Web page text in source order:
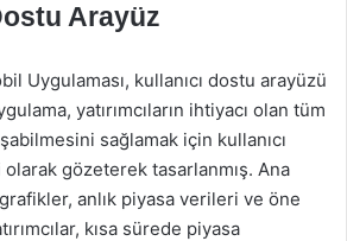
Arayüz
Uygulaması, kullanıcı dostu arayüzü
yatırımcıların ihtiyacı olan tüm
sağlamak için kullanıcı
gözeterek tasarlanmış. Ana
anlık piyasa verileri ve öne
kısa sürede piyasa